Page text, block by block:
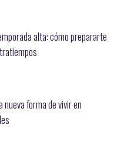
alta: cómo prepararte
nueva forma de vivir en